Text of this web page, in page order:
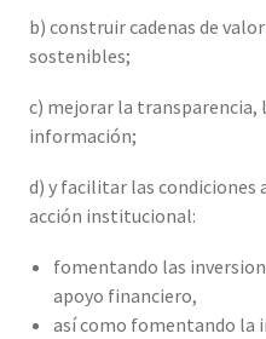
b) construir cadenas de
sostenibles;
c) mejorar la transparencia,
información;
d) y facilitar las condiciones
acción institucional:
fomentando las
apoyo financiero,
así como fomentando la